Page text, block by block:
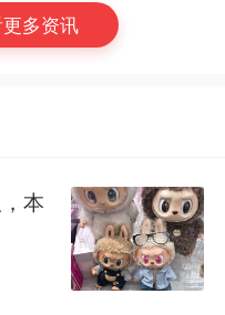
多资讯
本